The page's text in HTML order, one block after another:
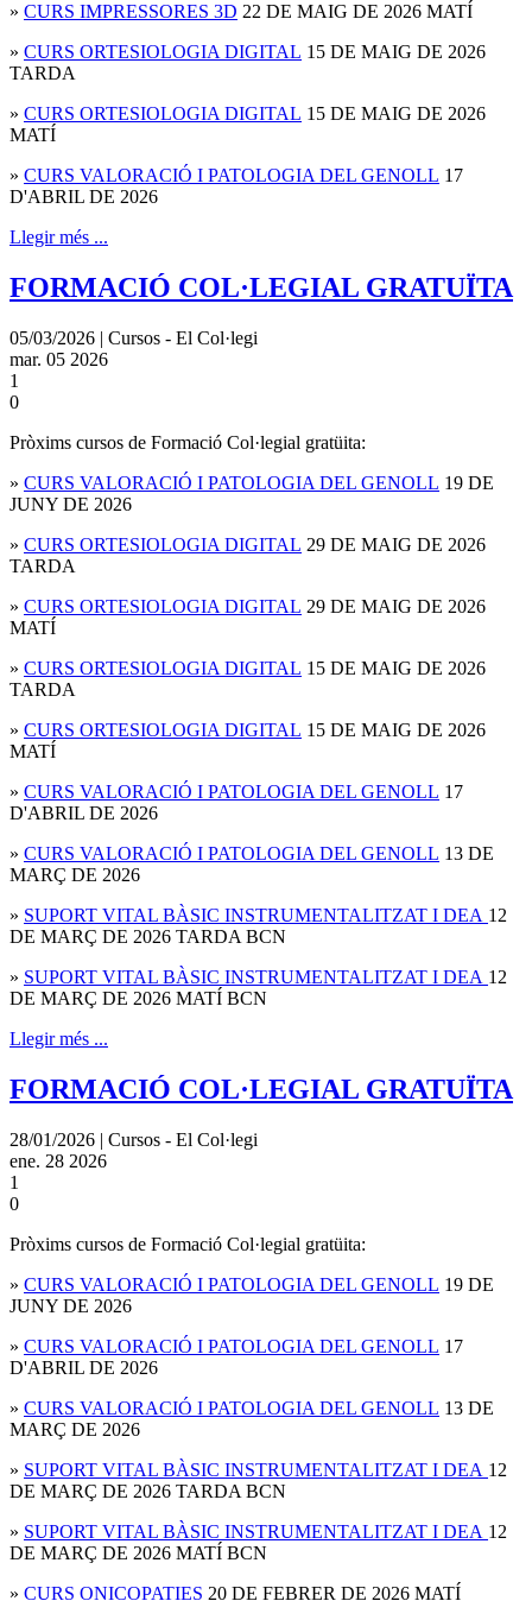
» CURS IMPRESSORES 3D 22 DE MAIG DE 2026 MATÍ
» CURS ORTESIOLOGIA DIGITAL 15 DE MAIG DE 2026
TARDA
» CURS ORTESIOLOGIA DIGITAL 15 DE MAIG DE 2026
MATÍ
» CURS VALORACIÓ I PATOLOGIA DEL GENOLL 17
D'ABRIL DE 2026
Llegir més ...
FORMACIÓ COL·LEGIAL GRATUÏTA
05/03/2026 | Cursos - El Col·legi
mar. 05 2026
1
0
Pròxims cursos de Formació Col·legial gratüita:
» CURS VALORACIÓ I PATOLOGIA DEL GENOLL 19 DE
JUNY DE 2026
» CURS ORTESIOLOGIA DIGITAL 29 DE MAIG DE 2026
TARDA
» CURS ORTESIOLOGIA DIGITAL 29 DE MAIG DE 2026
MATÍ
» CURS ORTESIOLOGIA DIGITAL 15 DE MAIG DE 2026
TARDA
» CURS ORTESIOLOGIA DIGITAL 15 DE MAIG DE 2026
MATÍ
» CURS VALORACIÓ I PATOLOGIA DEL GENOLL 17
D'ABRIL DE 2026
» CURS VALORACIÓ I PATOLOGIA DEL GENOLL 13 DE
MARÇ DE 2026
» SUPORT VITAL BÀSIC INSTRUMENTALITZAT I DEA 12
DE MARÇ DE 2026 TARDA BCN
» SUPORT VITAL BÀSIC INSTRUMENTALITZAT I DEA 12
DE MARÇ DE 2026 MATÍ BCN
Llegir més ...
FORMACIÓ COL·LEGIAL GRATUÏTA
28/01/2026 | Cursos - El Col·legi
ene. 28 2026
1
0
Pròxims cursos de Formació Col·legial gratüita:
» CURS VALORACIÓ I PATOLOGIA DEL GENOLL 19 DE
JUNY DE 2026
» CURS VALORACIÓ I PATOLOGIA DEL GENOLL 17
D'ABRIL DE 2026
» CURS VALORACIÓ I PATOLOGIA DEL GENOLL 13 DE
MARÇ DE 2026
» SUPORT VITAL BÀSIC INSTRUMENTALITZAT I DEA 12
DE MARÇ DE 2026 TARDA BCN
» SUPORT VITAL BÀSIC INSTRUMENTALITZAT I DEA 12
DE MARÇ DE 2026 MATÍ BCN
» CURS ONICOPATIES 20 DE FEBRER DE 2026 MATÍ